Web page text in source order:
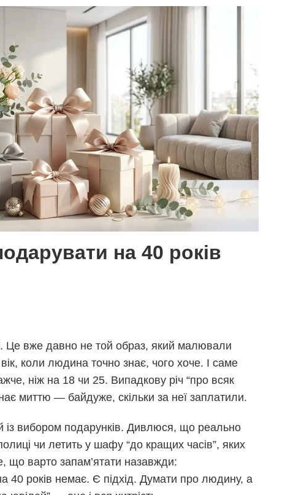
на 40 років
Це вже давно не той образ, який малювали
вік, коли людина точно знає, чого хоче. І саме
ніж на 18 чи 25. Випадкову річ “про всяк
миттю — байдуже, скільки за неї заплатили.
вибором подарунків. Дивлюся, що реально
чи летить у шафу “до кращих часів”, яких
що варто запам’ятати назавжди:
40 років немає. Є підхід. Думати про людину, а